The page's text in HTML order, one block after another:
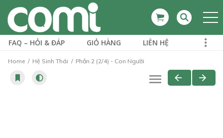
FAQ – HỎI & ĐÁP GIỎ HÀNG LIÊN HỆ
Home Hệ Sinh Thái Phần 2 (2/4) - Con Người